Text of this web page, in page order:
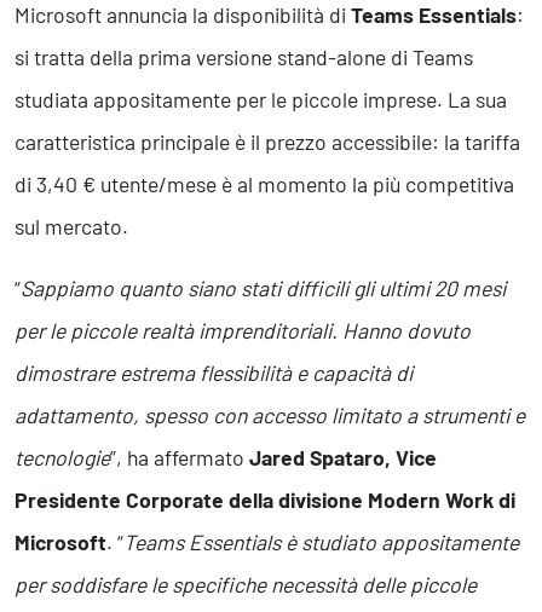
Business Intelligence, Analitiche e Intelligenza Artificiale
Operation
Efficientamento Aziendale
Project Management
Risk Management
Safety
Assistenza Ambientale
Sicurezza Alimentare
Microsoft annuncia la disponibilità di Teams Essentials:
si tratta della prima versione stand-alone di Teams
studiata appositamente per le piccole imprese. La sua
caratteristica principale è il prezzo accessibile: la tariffa
di 3,40 € utente/mese è al momento la più competitiva
sul mercato.
“Sappiamo quanto siano stati difficili gli ultimi 20 mesi
per le piccole realtà imprenditoriali. Hanno dovuto
dimostrare estrema flessibilità e capacità di
adattamento, spesso con accesso limitato a strumenti e
tecnologie”, ha affermato Jared Spataro, Vice
Presidente Corporate della divisione Modern Work di
Microsoft. “Teams Essentials è studiato appositamente
per soddisfare le specifiche necessità delle piccole